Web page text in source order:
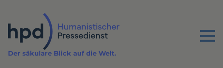
Inhalt
Menu
Der säkulare Blick auf die Welt.